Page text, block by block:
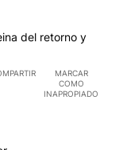
del retorno y
MARCAR
COMO
INAPROPIADO